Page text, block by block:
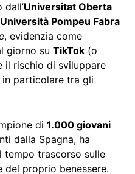
Universitat Oberta
Università Pompeu Fabra
, evidenzia come
giorno su TikTok (o
il rischio di sviluppare
in particolare tra gli
di 1.000 giovani
dalla Spagna, ha
tempo trascorso sulle
proprio benessere.